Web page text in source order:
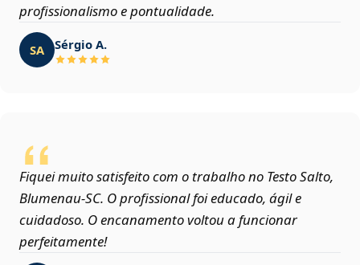
profissionalismo e pontualidade.
SA Sérgio A.
Fiquei muito satisfeito com o trabalho no Testo Salto,
Blumenau‑SC. O profissional foi educado, ágil e
cuidadoso. O encanamento voltou a funcionar
perfeitamente!